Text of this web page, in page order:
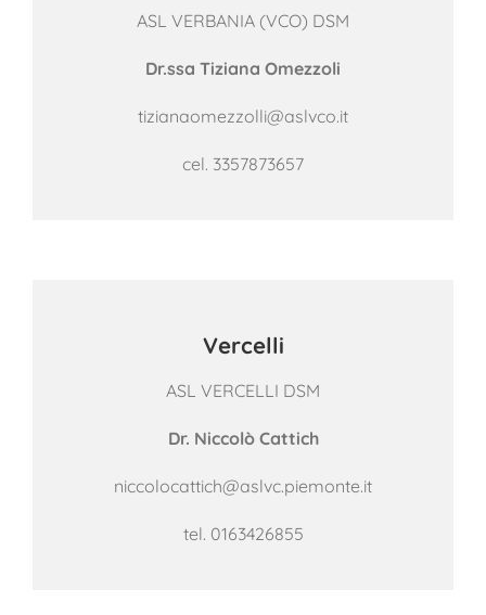
ASL VERBANIA (VCO) DSM
Dr.ssa Tiziana Omezzoli
tizianaomezzolli@aslvco.it
cel. 3357873657
Vercelli
ASL VERCELLI DSM
Dr. Niccolò Cattich
niccolocattich@aslvc.piemonte.it
tel. 0163426855